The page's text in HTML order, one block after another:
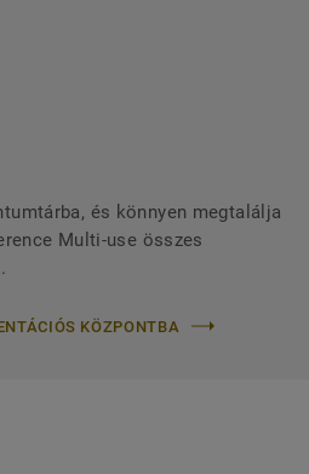
és könnyen megtalálja
Multi-use összes
KÖZPONTBA